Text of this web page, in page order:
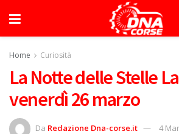
Home Curiosità
La Notte delle Stelle
venerdì 26 marzo
Da Redazione Dna-corse.it 4